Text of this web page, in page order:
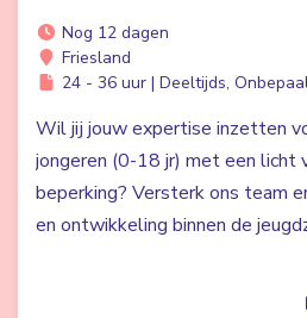
Nog 12 dagen
Friesland
24 - 36 uur | Deeltijds,
Wil jij jouw expertise inzetten
jongeren (0-18 jr) met een licht
beperking? Versterk ons team
en ontwikkeling binnen de